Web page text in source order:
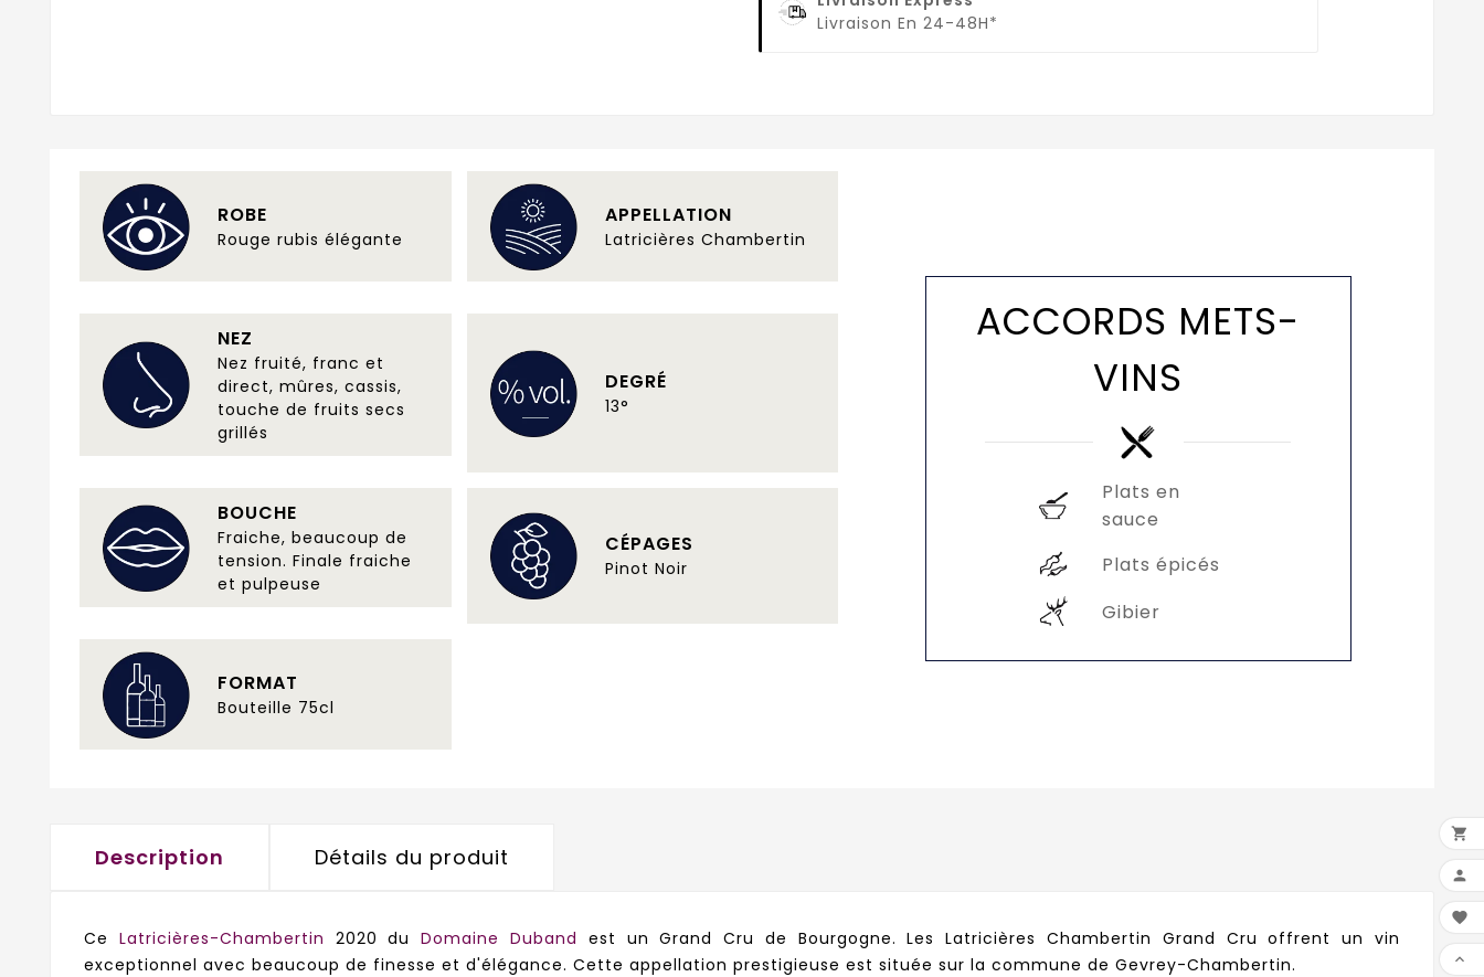
Livraison En 24-48H*
ROBE
Rouge rubis élégante
APPELLATION
Latricières Chambertin
NEZ
Nez fruité, franc et
direct, mûres, cassis,
touche de fruits secs
grillés
DEGRÉ
13°
BOUCHE
Fraiche, beaucoup de
tension. Finale fraiche
et pulpeuse
CÉPAGES
Pinot Noir
FORMAT
Bouteille 75cl
ACCORDS METS-
VINS
Plats en
sauce
Plats épicés
Gibier
Description Détails du produit
Ce Latricières-Chambertin 2020 duDomaine Duband est un Grand Cru de Bourgogne. Les Latricières Chambertin Grand Cru offrent un vin
exceptionnel avec beaucoup de finesse et d'élégance. Cette appellation prestigieuse est située sur la commune de Gevrey-Chambertin.



